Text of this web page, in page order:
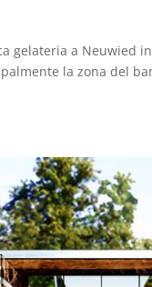
gelateria a Neuwied
la zona del